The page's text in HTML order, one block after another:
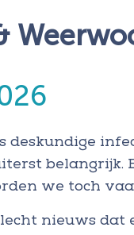
deskundige
belangrijk.
we toch
nieuws